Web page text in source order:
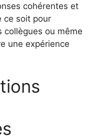
cohérentes et
ce soit pour
collègues ou même
une expérience